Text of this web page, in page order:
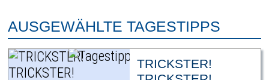
AUSGEWÄHLTE TAGESTIPPS
TRICKSTER!